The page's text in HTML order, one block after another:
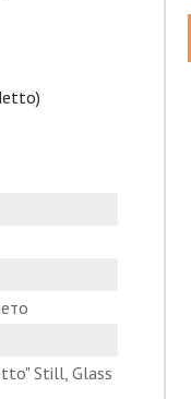
Still, Glass